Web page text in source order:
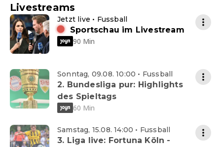
Livestreams
Jetzt live • Fussball
Sportschau im Livestream
90 Min
Sonntag, 09.08. 10:00 • Fussball
2. Bundesliga pur: Highlights
des Spieltags
60 Min
Samstag, 15.08. 14:00 • Fussball
3. Liga live: Fortuna Köln -